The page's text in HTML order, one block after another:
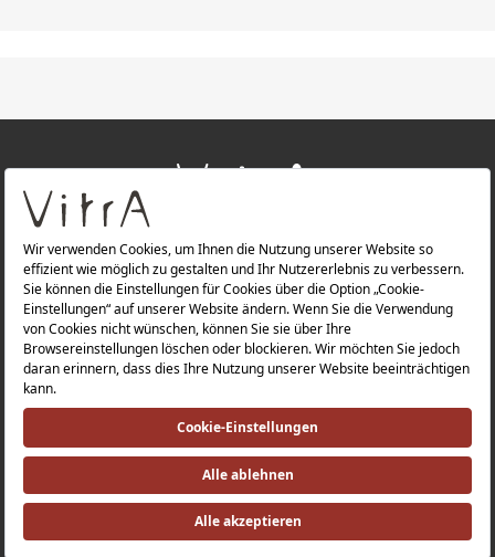
ÜBER UNS
PRODUKTE
Datenschutzerklärung |Impressum |
Investorenbeziehung |